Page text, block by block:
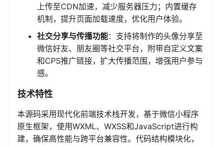
上传至CDN加速，减少服务器压力；内置缓存
机制，提升页面加载速度，优化用户体验。
社交分享与传播功能：支持将制作的头像分享至
微信好友、朋友圈等社交平台，附带自定义文案
和CPS推广链接，扩大传播范围，增强用户参与
感。
技术特性
本源码采用现代化前端技术栈开发，基于微信小程序
原生框架，使用WXML、WXSS和JavaScript进行构
建，确保高性能与跨平台兼容性。代码结构模块化，